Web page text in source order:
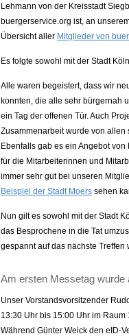
Lehmann von der Kreisstadt
buergerservice.org ist, an
Übersicht aller Mitglieder von
Es folgte sowohl mit der Stadt
Alle waren begeistert, dass wir
konnten, die alle sehr bürgernah
ein Tag der offenen Tür. Auch
Zusammenarbeit wurde von allen
Ebenfalls gab es ein Angebot
für die Mitarbeiterinnen und
immer sehr gut bei unseren
Beispiel der Stadt Moers sehen
Nun gilt es sowohl mit der Stadt
das Besprochene in die Tat
gespannt auf das nächste Treffen
Am ersten Messetag wurde
Unser Vorstandsvorsitzender
13:30 Uhr bis 15:00 Uhr im
Während Günter Weick den eID-